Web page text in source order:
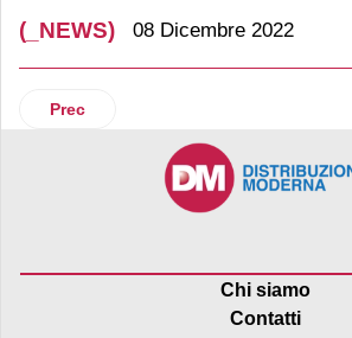
(_NEWS) 08 Dicembre 2022
Articolo precedente: Ice cream alla
Prec
Chi siamo
Contatti